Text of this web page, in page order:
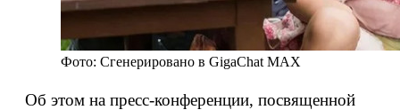
Фото: Сгенерировано в GigaChat МАХ
Об этом на пресс-конференции, посвященной